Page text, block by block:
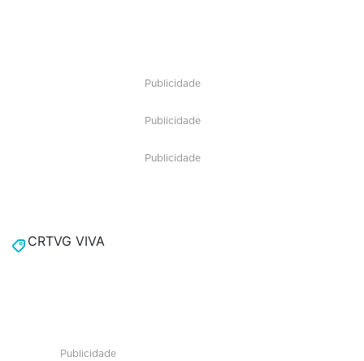
Publicidade
Publicidade
Publicidade
CRTVG VIVA
Publicidade